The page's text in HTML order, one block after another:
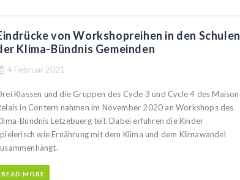
von Workshopreihen in den Schulen
Klima-Bündnis Gemeinden
4 Februar 2021
Klassen und die Gruppen des Cycle 3 und Cycle 4 des Maison
in Contern nahmen im November 2020 an Workshops des
Bündnis Lëtzebuerg teil. Dabei erfuhren die Kinder
wie Ernährung mit dem Klima und dem Klimawandel
READ MORE